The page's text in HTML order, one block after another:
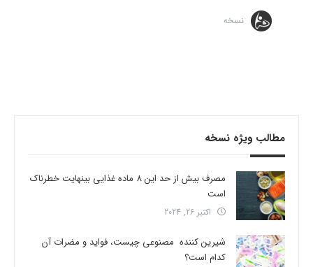
نسخه
مطالب ویژه نسخه
مصرف بیش از حد این 8 ماده غذایی بینهایت خطرناک
است
اکتبر 26, 2024
شیرین کننده مصنوعی چیست، فواید و مضرات آن
کدام است؟